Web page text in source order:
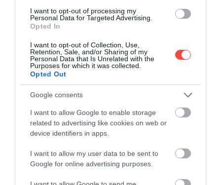
I want to opt-out of processing my
Personal Data for Targeted Advertising.
Opted In
I want to opt-out of Collection, Use,
Retention, Sale, and/or Sharing of my
Personal Data that Is Unrelated with the
Purposes for which it was collected.
Opted Out
Google consents
I want to allow Google to enable storage
related to advertising like cookies on web or
device identifiers in apps.
I want to allow my user data to be sent to
Google for online advertising purposes.